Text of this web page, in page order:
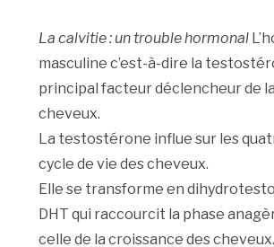
La calvitie : un trouble hormonal
masculine c’est-à-dire la
principal facteur déclencheur de
cheveux.
La testostérone influe sur les
cycle de vie des cheveux.
Elle se transforme en
DHT qui raccourcit la phase
celle de la croissance des cheveux.